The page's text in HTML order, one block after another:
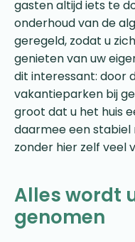
gasten altijd iets te
onderhoud van de
geregeld, zodat u
genieten van uw
dit interessant: door
vakantieparken bij
groot dat u het huis
daarmee een
zonder hier zelf veel
Alles wordt
genomen